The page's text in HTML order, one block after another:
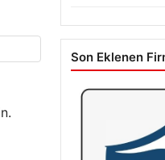
Son Eklenen